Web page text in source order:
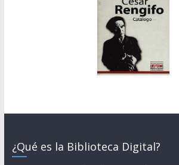
¿Qué es la Biblioteca Digital?